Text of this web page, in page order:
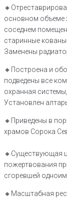
основном объеме
соседнем
старинные
Заменены
🔸Построена и
подведены все
охранная
Установлен
🔸Приведены в
храмов Сорока
🔸Существующая
пожертвования
сгоревшей
🔸Масштабная